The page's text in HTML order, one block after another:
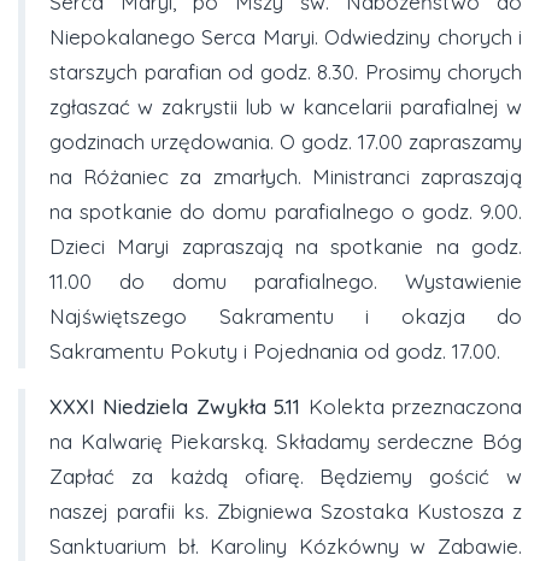
Niepokalanego Serca Maryi. Odwiedziny chorych i
starszych parafian od godz. 8.30. Prosimy chorych
zgłaszać w zakrystii lub w kancelarii parafialnej w
godzinach urzędowania. O godz. 17.00 zapraszamy
na Różaniec za zmarłych. Ministranci zapraszają
na spotkanie do domu parafialnego o godz. 9.00.
Dzieci Maryi zapraszają na spotkanie na godz.
11.00 do domu parafialnego. Wystawienie
Najświętszego Sakramentu i okazja do
Sakramentu Pokuty i Pojednania od godz. 17.00.
XXXI Niedziela Zwykła 5.11 Kolekta przeznaczona
na Kalwarię Piekarską. Składamy serdeczne Bóg
Zapłać za każdą ofiarę. Będziemy gościć w
naszej parafii ks. Zbigniewa Szostaka Kustosza z
Sanktuarium bł. Karoliny Kózkówny w Zabawie.